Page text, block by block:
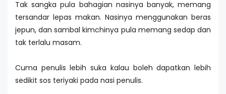
Tak sangka pula bahagian nasinya banyak, memang
tersandar lepas makan. Nasinya menggunakan beras
jepun, dan sambal kimchinya pula memang sedap dan
tak terlalu masam.
Cuma penulis lebih suka kalau boleh dapatkan lebih
sedikit sos teriyaki pada nasi penulis.